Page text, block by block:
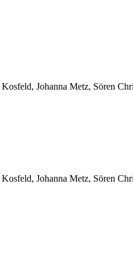
Kosfeld, Johanna Metz, Sören
Kosfeld, Johanna Metz, Sören